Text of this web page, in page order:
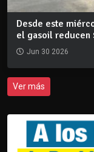
Desde este
el gasoil reducen
Jun 30 2026
Ver más